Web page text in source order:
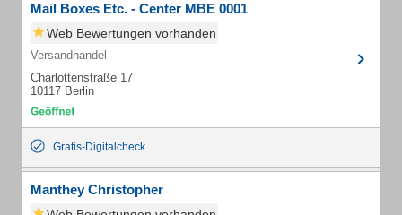
Mail Boxes Etc. - Center MBE 0001
Web Bewertungen vorhanden
Versandhandel
Charlottenstraße 17
10117 Berlin
Gratis-Digitalcheck
Manthey Christopher